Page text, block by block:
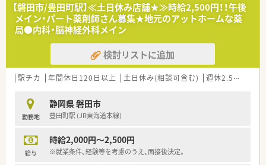
【磐田市/豊田町駅】≪土日休み店舗★≫時給2,500円！！午後
メイン・パート薬剤師さん募集★地元のアットホームな薬
局●内科・脳神経外科メイン
検討リストに追加
駅チカ 年間休日120日以上 土日休み(相談可含む) 週休2.5日以上
勤務地
静岡県 磐田市
豊田町駅 (JR東海道本線)
給与
時給2,000円～2,500円
※就業条件、経験等を考慮のうえ、面接後決定。